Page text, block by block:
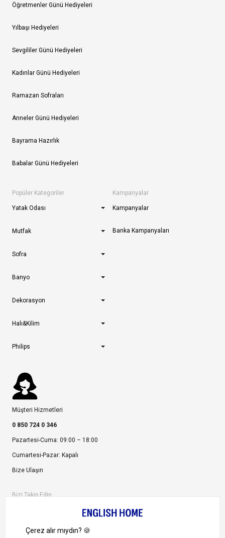
Öğretmenler Günü Hediyeleri
Yılbaşı Hediyeleri
Sevgililer Günü Hediyeleri
Kadınlar Günü Hediyeleri
Ramazan Sofraları
Anneler Günü Hediyeleri
Bayrama Hazırlık
Babalar Günü Hediyeleri
Popüler Kategoriler
Yatak Odası
Mutfak
Sofra
Banyo
Dekorasyon
Halı&Kilim
Philips
Kampanyalar
Kampanyalar
Banka Kampanyaları
Müşteri Hizmetleri
0 850 724 0 346
Pazartesi-Cuma: 09:00 – 18:00
Cumartesi-Pazar: Kapalı
Bize Ulaşın
Bizi Takip Edin